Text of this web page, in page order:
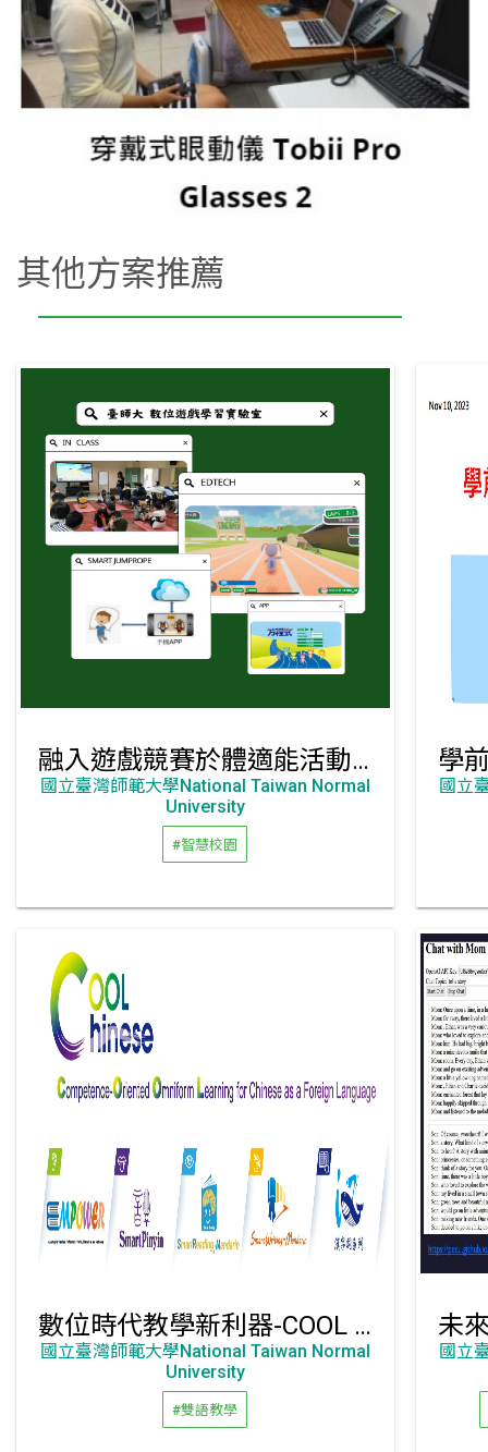
其他方案推薦
融入遊戲競賽於體適能活動 APP
國立臺灣師範大學National Taiwan Normal
University
#智慧校園
國立
數位時代教學新利器-COOL Chinese華語文尖端學習平台
國立臺灣師範大學National Taiwan Normal
University
#雙語教學
國立